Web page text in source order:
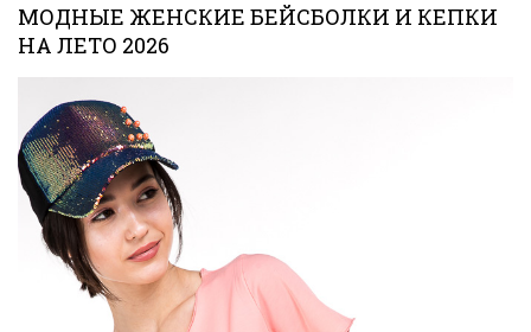
МОДНЫЕ ЖЕНСКИЕ БЕЙСБОЛКИ И КЕПКИ
НА ЛЕТО 2026